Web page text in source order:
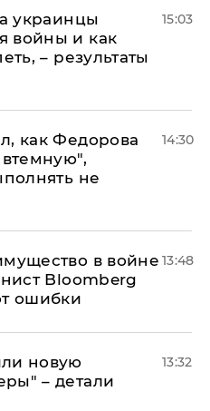
украинцы
войны и как
– результаты
15:03
как Федорова
втемную",
не
14:30
в войне
Bloomberg
ошибки
13:48
новую
– детали
13:32